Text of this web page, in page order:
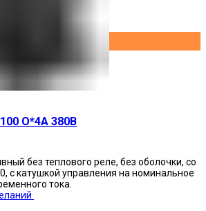
О*4А 380В
без теплового реле, без оболочки, со
с катушкой управления на номинальное
тока.